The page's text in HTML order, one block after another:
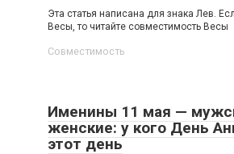
Эта статья написана для знака Лев.
Весы, то читайте совместимость Весы
Совместимость
Именины 11 мая —
женские: у кого День
этот день